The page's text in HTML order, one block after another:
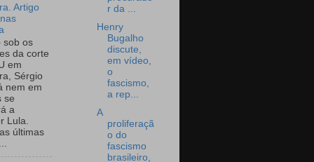
Artigo
sob os
da corte
em
Sérgio
nem em
se
a
Lula.
últimas
r da ...
Henry
Bugalho
discute,
em vídeo,
o
fascismo,
a rep...
A
proliferaçã
o do
fascismo
brasileiro,